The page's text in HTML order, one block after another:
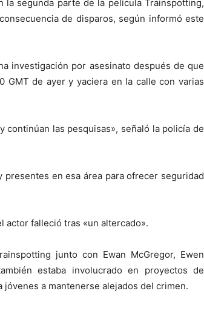
segunda parte de la película Trainspotting,
de disparos, según informó este
investigación por asesinato después de que
GMT de ayer y yaciera en la calle con varias
continúan las pesquisas», señaló la policía de
en esa área para ofrecer seguridad
actor falleció tras «un altercado».
junto con Ewan McGregor, Ewen
estaba involucrado en proyectos de
a mantenerse alejados del crimen.